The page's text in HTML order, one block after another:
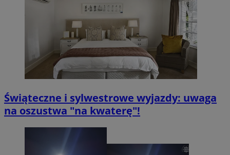
Świąteczne i sylwestrowe wyjazdy: uwaga
na oszustwa "na kwaterę"!